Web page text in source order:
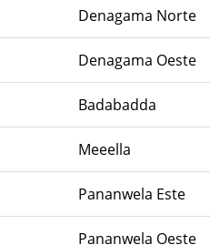
Denagama Norte
Denagama Oeste
Badabadda
Meeella
Pananwela Este
Pananwela Oeste